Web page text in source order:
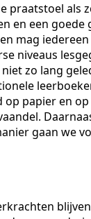
praatstoel als
en een
mag
niveaus
zo lang
papier en
gaan we